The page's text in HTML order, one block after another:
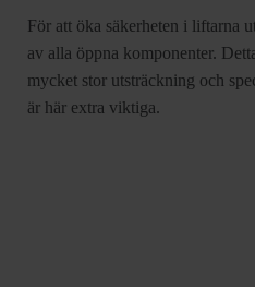
För att öka säkerheten i liftarna
av alla öppna komponenter.
mycket stor utsträckning och
är här extra viktiga.